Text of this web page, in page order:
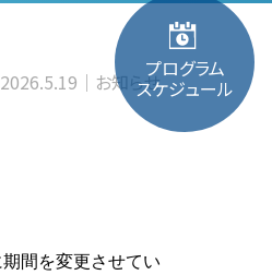
2026.5.19 お知らせ
間を変更させてい
プログラム
スケジュール